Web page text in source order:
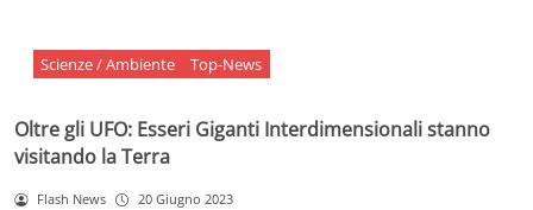
Scienze / Ambiente Top-News
Oltre gli UFO: Esseri Giganti Interdimensionali stanno
visitando la Terra
Flash News 20 Giugno 2023